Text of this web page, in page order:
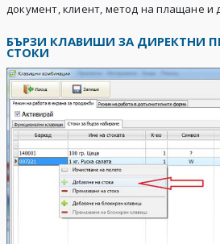
документ, клиент, метод на плащане и
БЪРЗИ КЛАВИШИ ЗА ДИРЕКТНИ
СТОКИ